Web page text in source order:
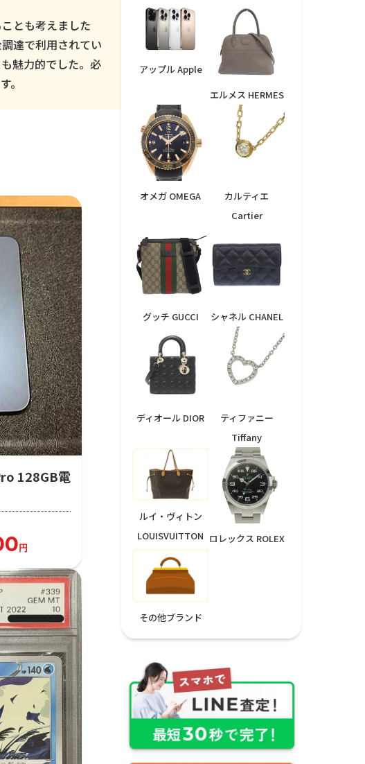
とも考えました
達で利用されてい
魅力的でした。必
。
128GB電
円
アップル Apple
エルメス HERMES
オメガ OMEGA
カルティエ
Cartier
グッチ GUCCI シャネル CHANEL
ディオール DIOR
ティファニー
Tiffany
ルイ・ヴィトン
LOUISVUITTON ロレックス ROLEX
その他ブランド